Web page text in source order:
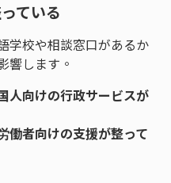
ている
学校や相談窓口があるか
響します。
人向けの行政サービスが
働者向けの支援が整って